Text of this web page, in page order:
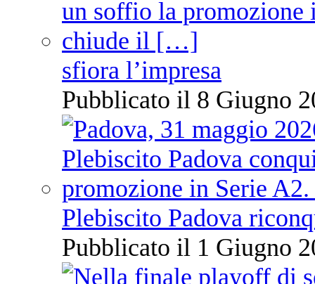
sfiora l’impresa
Pubblicato il 8 Giugno
Plebiscito Padova
Pubblicato il 1 Giugno